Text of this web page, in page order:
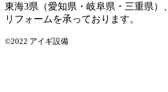
東海3県（愛知県・岐阜県・三重県）
リフォームを承っております。
©2022 アイギ設備